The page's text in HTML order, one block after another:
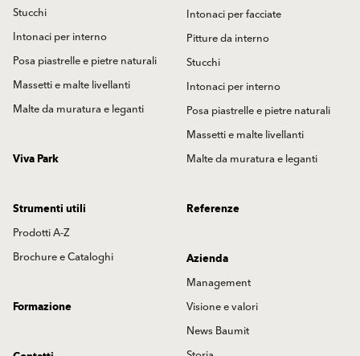
Stucchi
Intonaci per interno
Posa piastrelle e pietre naturali
Massetti e malte livellanti
Malte da muratura e leganti
Intonaci per facciate
Pitture da interno
Stucchi
Intonaci per interno
Posa piastrelle e pietre naturali
Massetti e malte livellanti
Malte da muratura e leganti
Viva Park
Strumenti utili
Prodotti A-Z
Brochure e Cataloghi
Referenze
Azienda
Management
Visione e valori
News Baumit
Formazione